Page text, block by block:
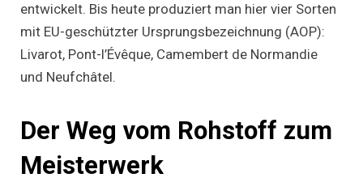
entwickelt. Bis heute produziert man hier vier Sorten
mit EU-geschützter Ursprungsbezeichnung (AOP):
Livarot, Pont-l’Évêque, Camembert de Normandie
und Neufchâtel.
Der Weg vom Rohstoff zum
Meisterwerk